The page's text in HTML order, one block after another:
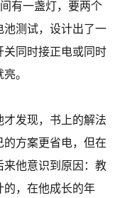
有一盏灯，要两个
池测试，设计出了一
关同时接正电或同时
。
才发现，书上的解法
方案更省电，但在
来他意识到原因：教
的，在他成长的年